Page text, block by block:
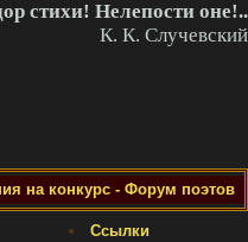
стихи! Нелепости оне!..
К. К. Случевский
на конкурс - Форум поэтов
Ссылки